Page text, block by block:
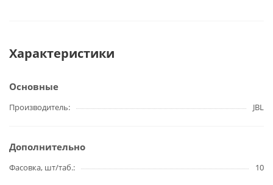
Характеристики
Основные
Производитель JBL
Дополнительно
Фасовка, шт/таб. 10